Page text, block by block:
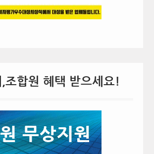
조합원 혜택 받으세요!